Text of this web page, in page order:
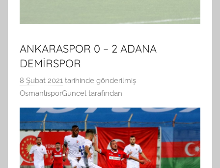
ANKARASPOR 0 – 2 ADANA
DEMİRSPOR
8 Şubat 2021 tarihinde gönderilmiş
OsmanlisporGuncel tarafından